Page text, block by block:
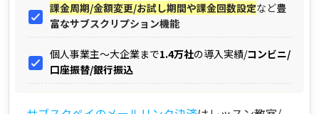
課金周期/金額変更/お試し期間や課金回数設定など豊
富なサブスクリプション機能
個人事業主～大企業まで1.4万社の導入実績/コンビニ/
口座振替/銀行振込